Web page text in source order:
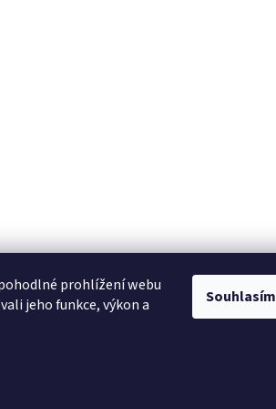
prohlížení webu
jeho funkce, výkon a
Souhlasím